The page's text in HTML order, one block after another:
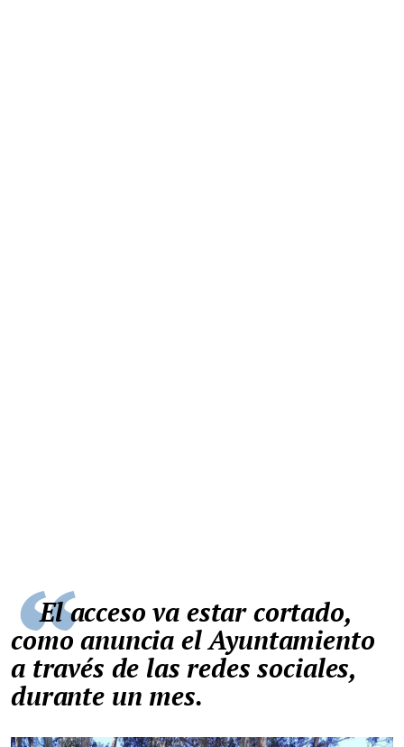
El acceso va estar cortado,
como anuncia el Ayuntamiento
a través de las redes sociales,
durante un mes.